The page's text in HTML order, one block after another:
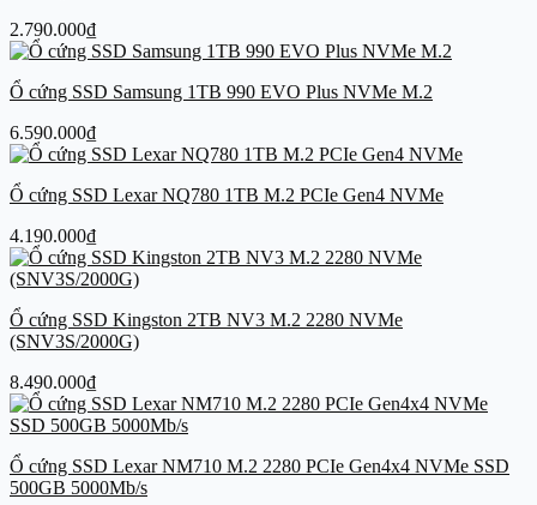
2.790.000₫
Ổ cứng SSD Samsung 1TB 990 EVO Plus NVMe M.2
6.590.000₫
Ổ cứng SSD Lexar NQ780 1TB M.2 PCIe Gen4 NVMe
4.190.000₫
Ổ cứng SSD Kingston 2TB NV3 M.2 2280 NVMe
(SNV3S/2000G)
8.490.000₫
Ổ cứng SSD Lexar NM710 M.2 2280 PCIe Gen4x4 NVMe SSD
500GB 5000Mb/s